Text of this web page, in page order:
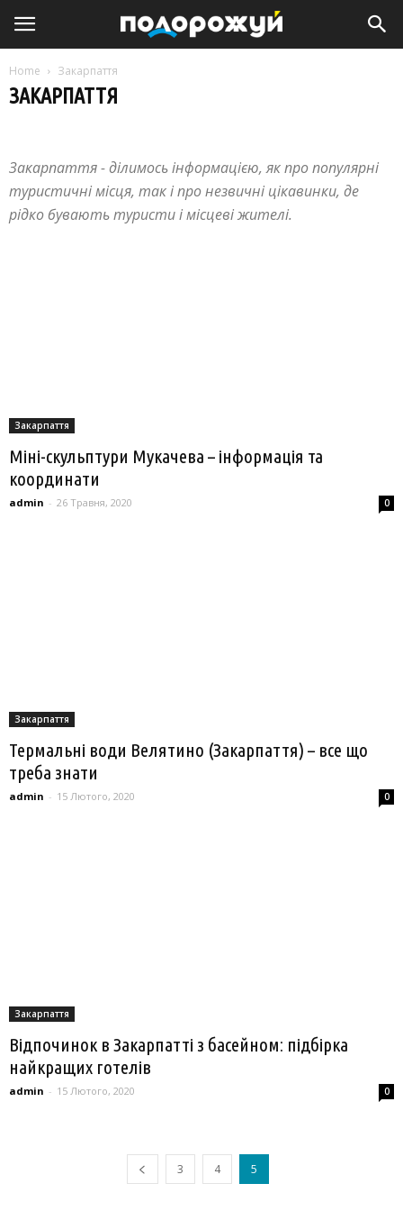
Home Закарпаття
ЗАКАРПАТТЯ
Закарпаття - ділимось інформацією, як про популярні
туристичні місця, так і про незвичні цікавинки, де
рідко бувають туристи і місцеві жителі.
Закарпаття
Міні-скульптури Мукачева – інформація та
координати
admin - 26 Травня, 2020 0
Закарпаття
Термальні води Велятино (Закарпаття) – все що
треба знати
admin - 15 Лютого, 2020 0
Закарпаття
Відпочинок в Закарпатті з басейном: підбірка
найкращих готелів
admin - 15 Лютого, 2020 0
3 4 5